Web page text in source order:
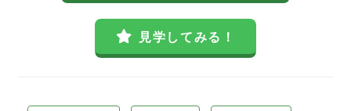
見学してみる！